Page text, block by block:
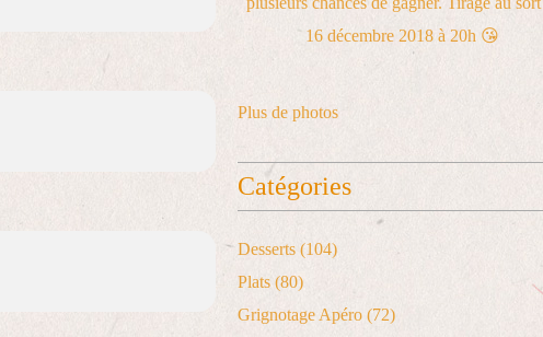
Plus de photos
Catégories
Desserts (104)
Plats (80)
Grignotage Apéro (72)